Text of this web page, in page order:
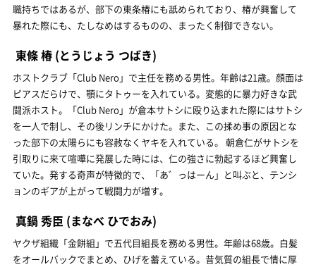
職持ちではあるが、部下の東条椿にも舐められており、椿が興奮して
暴れた際にも、たしなめはするものの、まったく制御できない。
東條 椿 (とうじょう つばき)
ホストクラブ「Club Nero」で主任を務める男性。年齢は21歳。顔面は
ピアスだらけで、顎にタトゥーを入れている。変態的に暴力好きな武
闘派ホスト。「Club Nero」が倉本サトシに殴り込まれた際にはサトシ
を一人で制し、その後リンチにかけた。また、この揉め事の原因とな
った部下の太陽らにも容赦なくヤキを入れている。 朝倉仁がサトシを
引取りに来て喧嘩に発展した時には、仁の強さに勃起するほど興奮し
ていた。発する奇声が特徴的で、「あ゛っはーん」と叫ぶと、テンシ
ョンのギアが上がって戦闘力が増す。
真鍋 秀臣 (まなべ ひでおみ)
ヤクザ組織「金餅組」で五代目組長を務める男性。年齢は68歳。白髪
をオールバックでまとめ、ひげを蓄えている。昔気質の組長で情に厚